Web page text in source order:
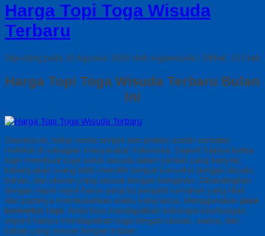
Harga Topi Toga Wisuda
Terbaru
Diposting pada 10 Agustus 2020 oleh togawisuda / Dilihat: 313 kali
Harga Topi Toga Wisuda Terbaru Bulan
Ini
Dewasa ini, hidup serba simple dan praktis sudah semakin
melekat di sebagian masyarakat Indonesia. Seperti halnya ketika
ingin membuat toga untuk wisuda dalam jumlah yang banyak,
kebanyakan orang lebih memilih tempat konveksi dengan desain,
bahan, dan ukuran yang sesuai dengan keinginan. Dibandingkan
dengan repot-repot harus pergi ke penjahit rumahan yang ribet
dan pastinya membutuhkan waktu yang lama. Menggunakan jasa
konveksi topi, Anda bisa mendapatkan beberapa keuntungan,
seperti halnya mendapatkan toga dengan ukuran, warna, dan
bahan yang sesuai dengan impian.